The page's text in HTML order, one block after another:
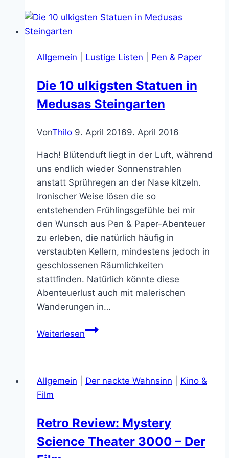
Spiders
Allgemein Lustige Listen Pen & Paper
Die 10 ulkigsten Statuen in
Medusas Steingarten
VonThilo 9. April 20169. April 2016
Hach! Blütenduft liegt in der Luft, während
uns endlich wieder Sonnenstrahlen
anstatt Sprühregen an der Nase kitzeln.
Ironischer Weise lösen die so
entstehenden Frühlingsgefühle bei mir
den Wunsch aus Pen & Paper-Abenteuer
zu erleben, die natürlich häufig in
verstaubten Kellern, mindestens jedoch in
geschlossenen Räumlichkeiten
stattfinden. Natürlich könnte diese
Abenteuerlust auch mit malerischen
Wanderungen in…
WeiterlesenDie
in
Allgemein Der nackte Wahnsinn
Kino &
Film
Retro Review: Mystery
Science Theater 3000 – Der